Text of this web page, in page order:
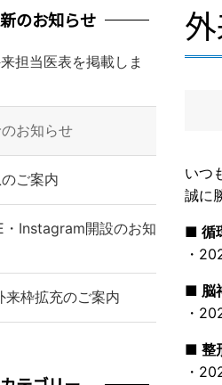
いつ
誠に
■ 循
・
■ 脳
・
■ 整
・
のお知らせ
担当医表を掲載しま
お知らせ
ご案内
・Instagram開設のお知
来枠拡充のご案内